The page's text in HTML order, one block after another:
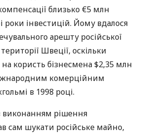
близько €5 млн
роки інвестицій. Йому вдалося
арешту російської
Швеції, оскільки
користь бізнесмена $2,35 млн
комерційним
в 1998 році.
виконанням рішення
сам шукати російське майно,